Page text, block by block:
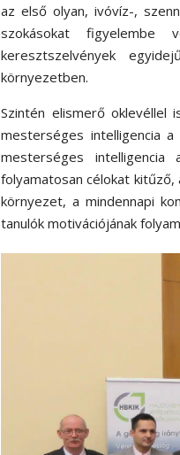
az első olyan, ivóvíz-,
szokásokat figyelembe
keresztszelvények
környezetben.
Szintén elismerő oklevéllel
mesterséges intelligencia
mesterséges
folyamatosan célokat
környezet, a mindennapi
tanulók motivációjának